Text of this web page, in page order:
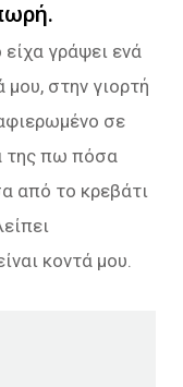
γράψει ενά
στην γιορτή
σε
της πω πόσα
από το κρεβάτι
κοντά μου.